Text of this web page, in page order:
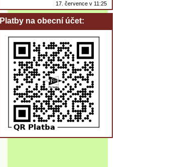
17. července v 11:25
Platby na obecní účet